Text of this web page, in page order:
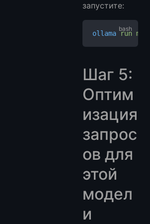
запустите:
ollama run
Шаг 5:
Оптим
изация
запрос
ов для
этой
модел
и